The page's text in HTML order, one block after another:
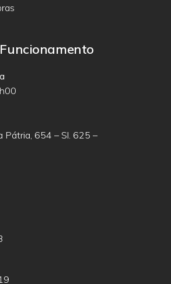
Pátria, 654 – Sl. 625 –